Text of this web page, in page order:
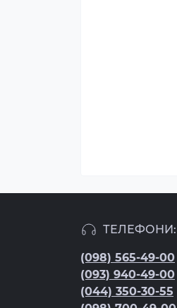
ТЕЛЕФОНИ:
(098) 565-49-00
(093) 940-49-00
(044) 350-30-55